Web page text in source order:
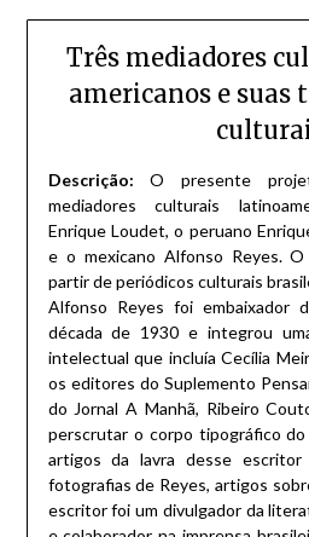
Três mediadores
americanos e suas
Descrição: O presente
mediadores culturais
Enrique Loudet, o peruano
e o mexicano Alfonso Reyes.
partir de periódicos culturais
Alfonso Reyes foi embaixador
década de 1930 e integrou
intelectual que incluía Cecília
os editores do Suplemento
do Jornal A Manhã, Ribeiro
perscrutar o corpo tipográfico
artigos da lavra desse escritor
fotografias de Reyes, artigos
escritor foi um divulgador da